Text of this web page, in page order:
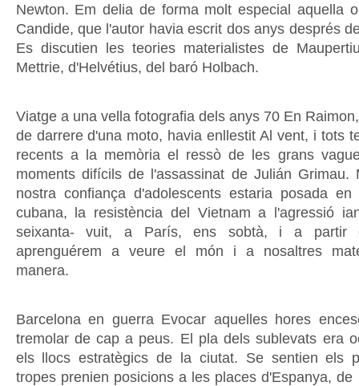
Newton. Em delia de forma molt especial aquella
Candide, que l'autor havia escrit dos anys després
Es discutien les teories materialistes de
Mettrie, d'Helvétius, del baró Holbach.
Viatge a una vella fotografia dels anys 70 En
de darrere d'una moto, havia enllestit Al vent, i tots
recents a la memòria el ressò de les grans
moments difícils de l'assassinat de Julián Grimau.
nostra confiança d'adolescents estaria posada
cubana, la resistència del Vietnam a l'agressió
seixanta- vuit, a París, ens sobtà, i a partir
aprenguérem a veure el món i a nosaltres
manera.
Barcelona en guerra Evocar aquelles hores
tremolar de cap a peus. El pla dels sublevats era
els llocs estratègics de la ciutat. Se sentien els
tropes prenien posicions a les places d'Espanya,